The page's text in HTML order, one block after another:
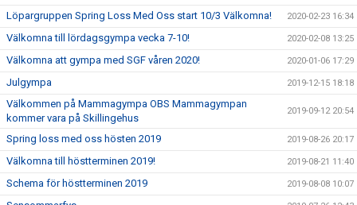
Löpargruppen Spring Loss Med Oss start 10/3 Välkomna! 2020-02-23 16:34
Välkomna till lördagsgympa vecka 7-10! 2020-02-08 13:25
Välkomna att gympa med SGF våren 2020! 2020-01-06 17:29
Julgympa 2019-12-15 18:18
Välkommen på Mammagympa OBS Mammagympan
kommer vara på Skillingehus
2019-09-12 20:54
Spring loss med oss hösten 2019 2019-08-26 20:17
Välkomna till höstterminen 2019! 2019-08-21 11:40
Schema för höstterminen 2019 2019-08-08 10:07